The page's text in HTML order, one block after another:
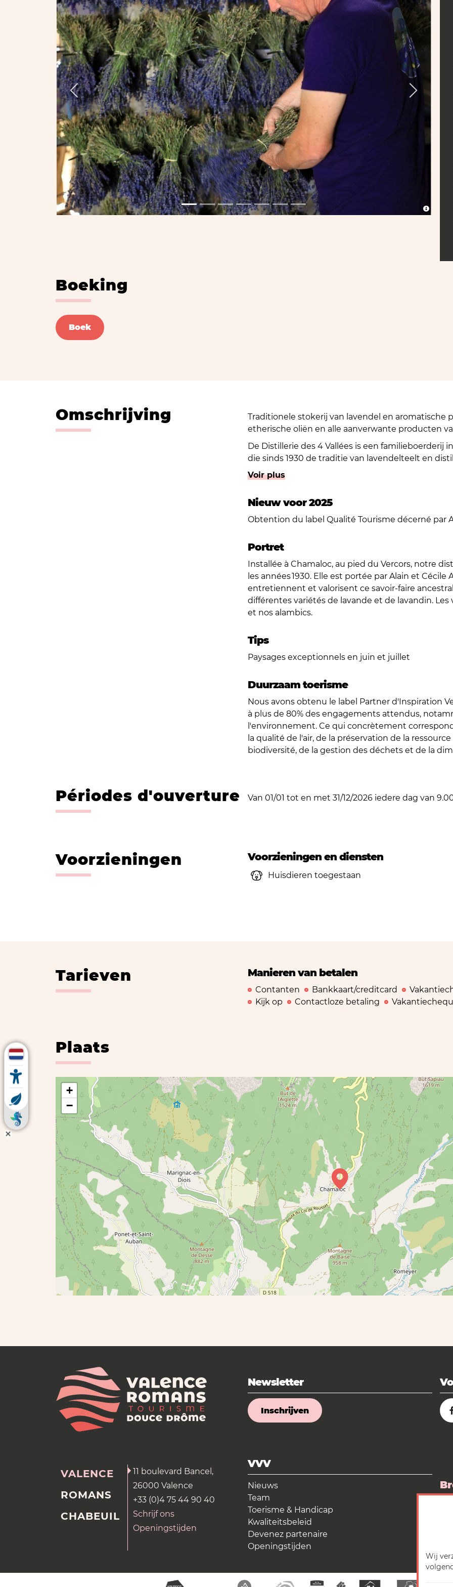
Boeking
Boek
Omschrijving
Traditionele stokerij van lavendel en aromatische
etherische oliën en alle aanverwante producten
De Distillerie des 4 Vallées is een familieboerderij
die sinds 1930 de traditie van lavendelteelt en
Onze belangrijkste activiteiten zijn:
ongeveer dertig hectare, waarbij we het hele
oliën op traditionele wijze te extraheren.
onze boerderij.
Aangeboden producten en diensten:
* Winkel op de boerderij en online: We verkopen
distilleerderij, evenals verschillende bijproducten
diffusors, geurzakjes, en voor fijnproevers,
* Rondleidingen: Van april tot oktober bieden we
* Workshops en zomeractiviteiten: We bieden
ervaring te verbeteren.
Kom en deel onze passie voor lavendel en
natuurlijke omgeving!
Voir plus
Nieuw voor 2025
Obtention du label Qualité Tourisme décerné par
Portret
Installée à Chamaloc, au pied du Vercors, notre
les années 1930. Elle est portée par Alain et
entretiennent et valorisent ce savoir-faire
différentes variétés de lavande et de lavandin.
et nos alambics.
Tips
Paysages exceptionnels en juin et juillet
Duurzaam toerisme
Nous avons obtenu le label Partner d'Inspiration
à plus de 80% des engagements attendus,
l'environnement. Ce qui concrètement
la qualité de l'air, de la préservation de la
biodiversité, de la gestion des déchets et de la
Périodes d'ouverture Van 01/01 tot en met 31/12/2026 iedere dag van
Voorzieningen Voorzieningen en diensten
Huisdieren toegestaan
Tarieven Manieren van betalen
Contanten Bankkaart/creditcard
Kijk op
Contactloze betaling
Plaats
+
−
Newsletter
Inschrijven
VALENCE
ROMANS
CHABEUIL
11 boulevard Bancel,
26000 Valence
+33 (0)4 75 44 90 40
Schrijf ons
Openingstijden
VVV
Nieuws
Team
Toerisme & Handicap
Kwaliteitsbeleid
Devenez partenaire
Openingstijden
Wij